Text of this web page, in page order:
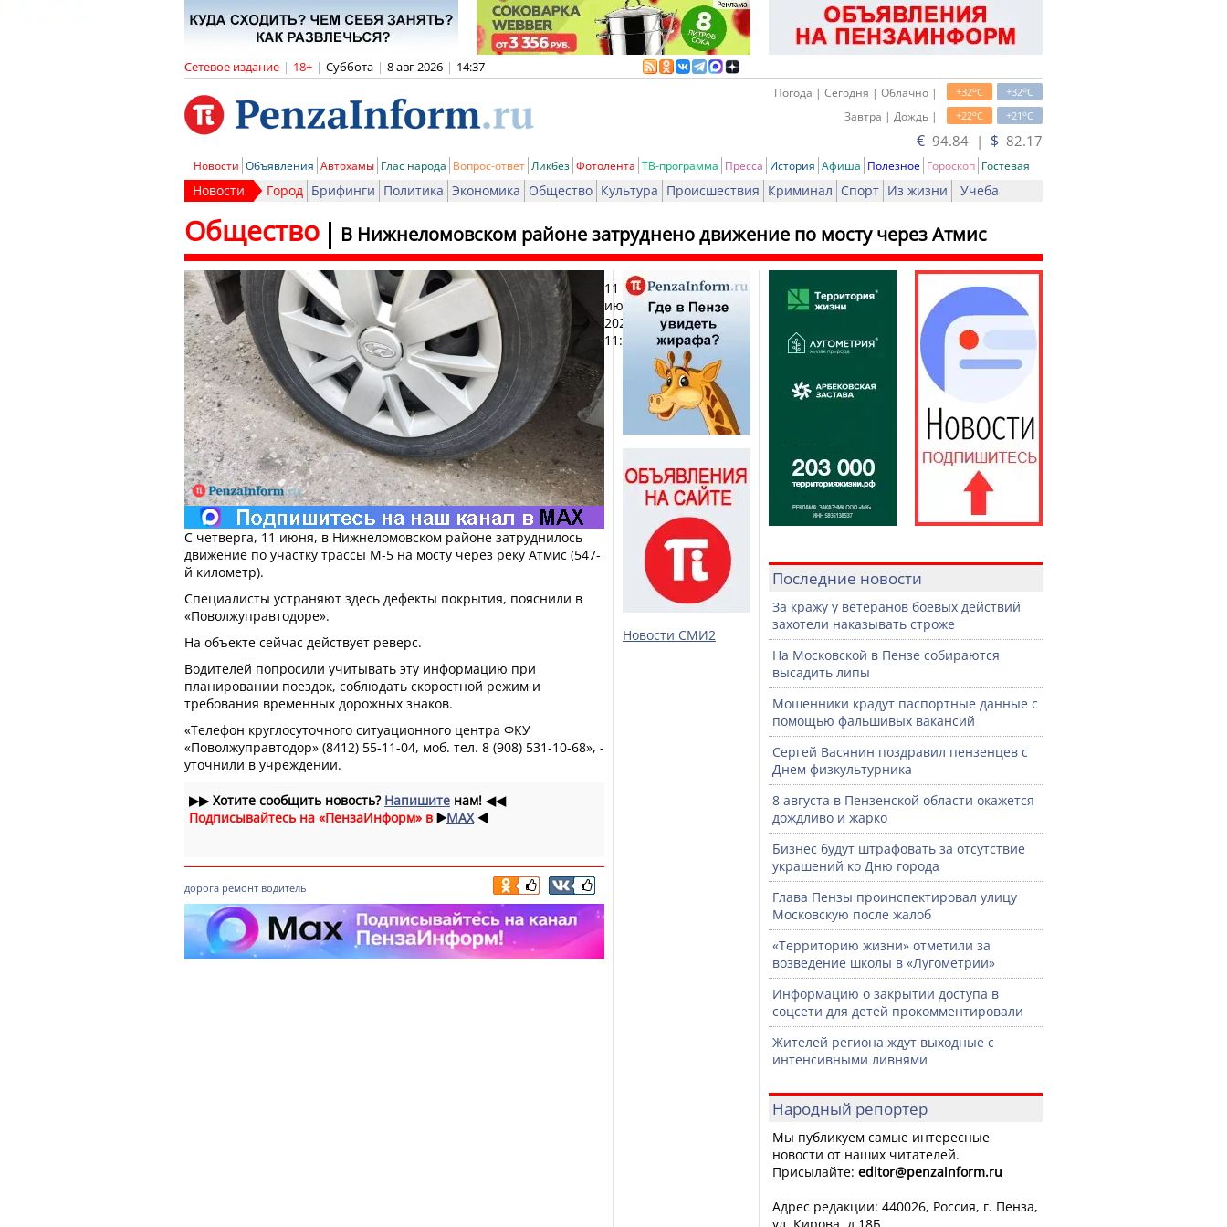
Сетевое издание | 18+ | Суббота | 8 авг 2026 | 14:37
+32oC
+32oC
Погода | Сегодня | Облачно |
+21oC
+22oC
Завтра | Дождь |
€ 94.84 | $ 82.17
Новости Объявления Автохамы Глас народа Вопрос-ответ Ликбез Фотолента ТВ-программа Пресса История Афиша Полезное Гороскоп Гостевая
Новости Город Брифинги Политика Экономика Общество Культура Происшествия Криминал Спорт Из жизни Учеба
В Нижнеломовском районе затруднено движение по мосту через Атмис
Общество
11
июня
2026,
11:35
Печать
С четверга, 11 июня, в Нижнеломовском районе затруднилось
движение по участку трассы М-5 на мосту через реку Атмис (547-
й километр).
Специалисты устраняют здесь дефекты покрытия, пояснили в
«Поволжуправтодоре».
На объекте сейчас действует реверс.
Водителей попросили учитывать эту информацию при
планировании поездок, соблюдать скоростной режим и
требования временных дорожных знаков.
«Телефон круглосуточного ситуационного центра ФКУ
«Поволжуправтодор» (8412) 55-11-04, моб. тел. 8 (908) 531-10-68», -
уточнили в учреждении.
▶▶Хотите сообщить новость? Напишите нам! ◀◀
Подписывайтесь на «ПензаИнформ» в ▶️MAX ◀️
дорога ремонт водитель
Новости СМИ2
Последние новости
За кражу у ветеранов боевых действий
захотели наказывать строже
На Московской в Пензе собираются
высадить липы
Мошенники крадут паспортные данные с
помощью фальшивых вакансий
Сергей Васянин поздравил пензенцев с
Днем физкультурника
8 августа в Пензенской области окажется
дождливо и жарко
Бизнес будут штрафовать за отсутствие
украшений ко Дню города
Глава Пензы проинспектировал улицу
Московскую после жалоб
«Территорию жизни» отметили за
возведение школы в «Лугометрии»
Информацию о закрытии доступа в
соцсети для детей прокомментировали
Жителей региона ждут выходные с
интенсивными ливнями
Народный репортер
Мы публикуем самые интересные
новости от наших читателей.
Присылайте: editor@penzainform.ru
Адрес редакции: 440026, Россия, г. Пенза,